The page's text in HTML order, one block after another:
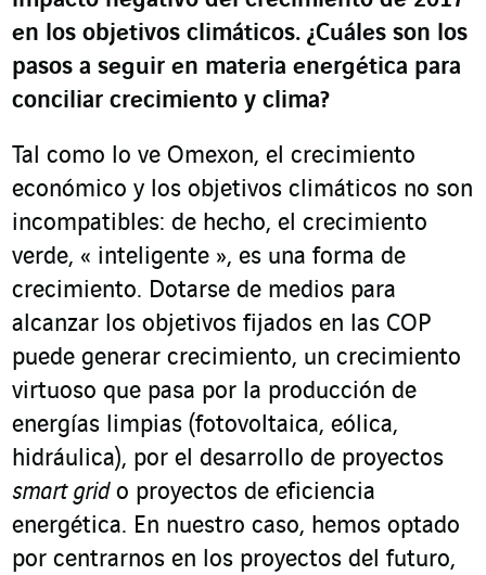
en los objetivos climáticos. ¿Cuáles son los
pasos a seguir en materia energética para
conciliar crecimiento y clima?
Tal como lo ve Omexon, el crecimiento
económico y los objetivos climáticos no son
incompatibles: de hecho, el crecimiento
verde, « inteligente », es una forma de
crecimiento. Dotarse de medios para
alcanzar los objetivos fijados en las COP
puede generar crecimiento, un crecimiento
virtuoso que pasa por la producción de
energías limpias (fotovoltaica, eólica,
hidráulica), por el desarrollo de proyectos
smart grido proyectos de eficiencia
energética. En nuestro caso, hemos optado
por centrarnos en los proyectos del futuro,